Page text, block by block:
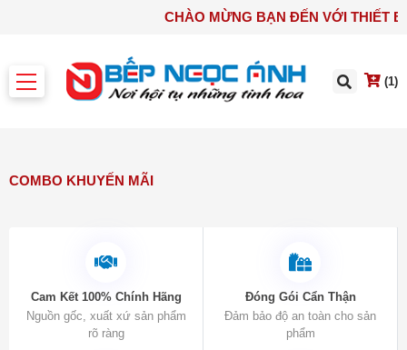
CHÀO MỪNG BẠN ĐẾN
(1)
COMBO KHUYẾN MÃI
Cam Kết 100% Chính Hãng
Nguồn gốc, xuất xứ sản phẩm
rõ ràng
Đóng Gói Cẩn Thận
Đảm bảo độ an toàn cho sản
phẩm